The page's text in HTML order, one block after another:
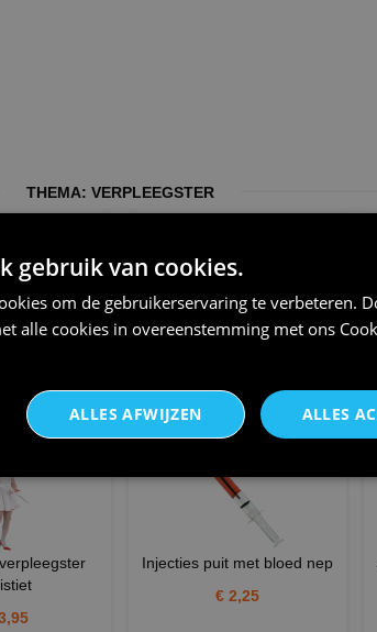
THEMA: VERPLEEGSTER
€ 21,95
Injecties puit met bloed nep
€ 2,25
gebruik van cookies.
om de gebruikerservaring te verbeteren.
alle cookies in overeenstemming met ons
ALLES
ALLES AFWIJZEN